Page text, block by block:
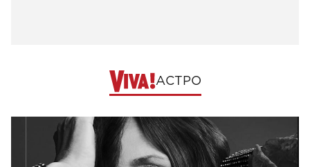
АСТРО